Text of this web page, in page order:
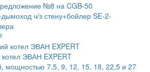
№8 на CGB-50
ч/з стену+бойлер SE-2-
котел ЭВАН EXPERT
мощностью 7,5, 9, 12, 15, 18, 22,5 и 27